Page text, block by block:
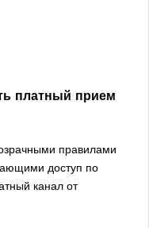
платный прием
правилами
доступ по
канал от